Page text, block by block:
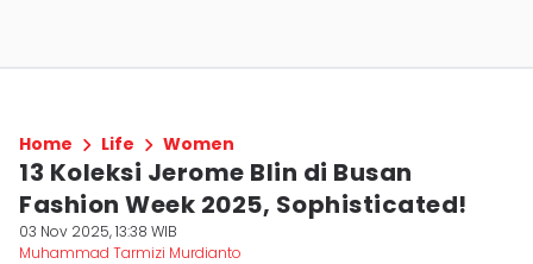
Home Life Women
13 Koleksi Jerome Blin di Busan
Fashion Week 2025, Sophisticated!
03 Nov 2025, 13:38 WIB
Muhammad Tarmizi Murdianto